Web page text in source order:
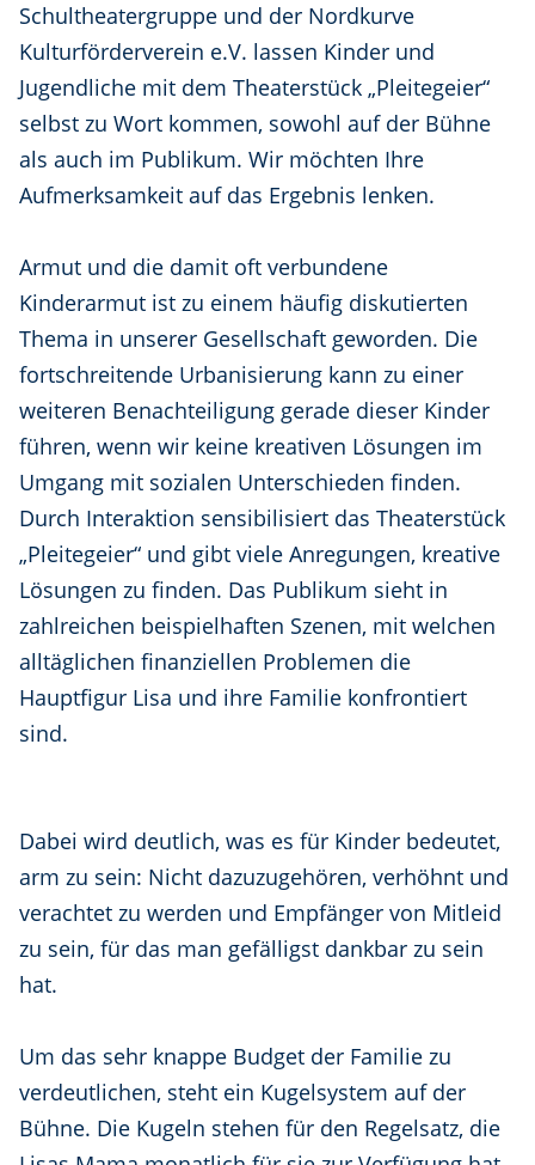
Schultheatergruppe und der Nordkurve
Kulturförderverein e.V. lassen Kinder und
Jugendliche mit dem Theaterstück „Pleitegeier“
selbst zu Wort kommen, sowohl auf der Bühne
als auch im Publikum. Wir möchten Ihre
Aufmerksamkeit auf das Ergebnis lenken.
Armut und die damit oft verbundene
Kinderarmut ist zu einem häufig diskutierten
Thema in unserer Gesellschaft geworden. Die
fortschreitende Urbanisierung kann zu einer
weiteren Benachteiligung gerade dieser Kinder
führen, wenn wir keine kreativen Lösungen im
Umgang mit sozialen Unterschieden finden.
Durch Interaktion sensibilisiert das Theaterstück
„Pleitegeier“ und gibt viele Anregungen, kreative
Lösungen zu finden. Das Publikum sieht in
zahlreichen beispielhaften Szenen, mit welchen
alltäglichen finanziellen Problemen die
Hauptfigur Lisa und ihre Familie konfrontiert
sind.
Dabei wird deutlich, was es für Kinder bedeutet,
arm zu sein: Nicht dazuzugehören, verhöhnt und
verachtet zu werden und Empfänger von Mitleid
zu sein, für das man gefälligst dankbar zu sein
hat.
Um das sehr knappe Budget der Familie zu
verdeutlichen, steht ein Kugelsystem auf der
Bühne. Die Kugeln stehen für den Regelsatz, die